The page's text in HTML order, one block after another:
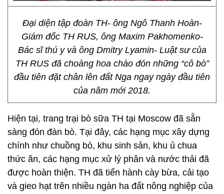
Đại diện tập đoàn TH- ông Ngô Thanh Hoàn-
Giám đốc TH RUS, ông Maxim Pakhomenko-
Bác sĩ thú y và ông Dmitry Lyamin- Luật sư của
TH RUS đã choàng hoa chào đón những “cô bò”
đầu tiên đặt chân lên đất Nga ngay ngày đầu tiên
của năm mới 2018.
Hiện tại, trang trại bò sữa TH tại Moscow đã sẵn
sàng đón đàn bò. Tại đây, các hạng mục xây dựng
chính như chuồng bò, khu sinh sản, khu ủ chua
thức ăn, các hạng mục xử lý phân và nước thải đã
được hoàn thiện. TH đã tiến hành cày bừa, cải tạo
và gieo hạt trên nhiều ngàn ha đất nông nghiệp của